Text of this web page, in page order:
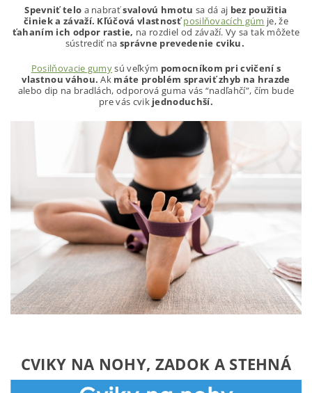
Spevniť telo a nabraťsvalovú hmotu sa dá aj bez použitia
činiek a závaží. Kľúčová vlastnosťposilňovacích gúm je, že
ťahaním ich odpor rastie, na rozdiel od závaží. Vy sa tak môžete
sústrediť na správne prevedenie cviku.
Posilňovacie gumysú veľkým pomocníkom pri cvičení s
vlastnou váhou. Ak máte problém spraviť zhyb na hrazde
alebo dip na bradlách, odporová guma vás “nadľahčí”, čím bude
pre vás cvik jednoduchší.
CVIKY NA NOHY, ZADOK A STEHNÁ